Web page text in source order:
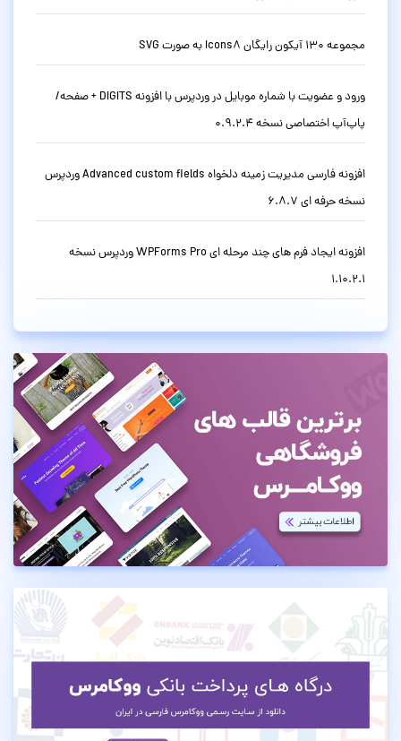
مجموعه 130 آیکون رایگان Icons8 به صورت SVG
ورود و عضویت با شماره موبایل در وردپرس با افزونه DIGITS + صفحه/
پاپ‌آپ اختصاصی نسخه 0.9.2.4
افزونه فارسی مدیریت زمینه دلخواه Advanced custom fields وردپرس
نسخه حرفه ای 6.8.7
افزونه ایجاد فرم های چند مرحله ای WPForms Pro وردپرس نسخه
1.10.2.1